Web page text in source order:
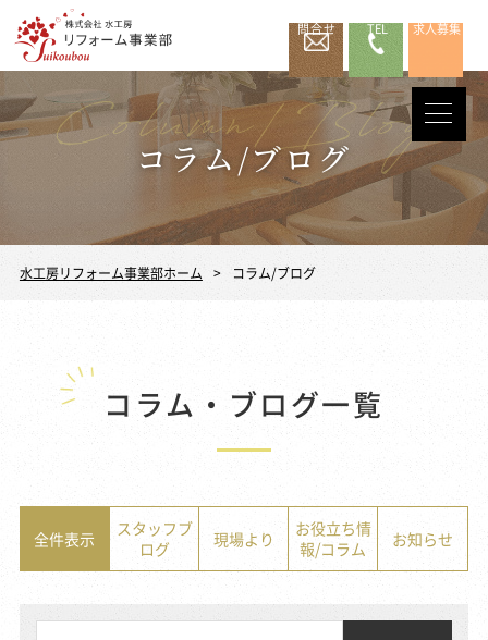
問合せ TEL 求人募集
コラム/ブログ
水工房リフォーム事業部ホーム コラム/ブログ
コラム・ブログ一覧
全件表示
スタッフブ
ログ
現場より
お役立ち情
報/コラム
お知らせ